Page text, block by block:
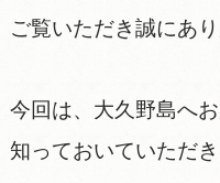
ご覧いただき誠にあ
今回は、大久野島へ
知っておいていただき